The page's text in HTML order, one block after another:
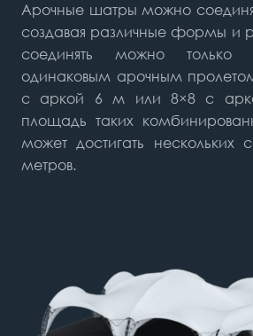
Арочные шатры можно
создавая различные формы и
соединять можно только
одинаковым арочным
с аркой 6 м или 8×8 с
площадь таких
может достигать нескольких
метров.